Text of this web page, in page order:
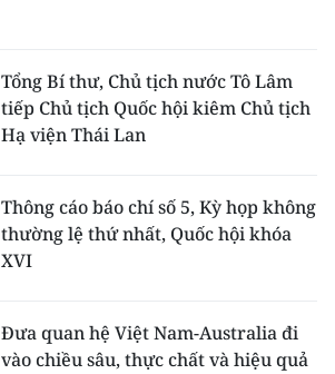
Tổng Bí thư, Chủ tịch nước Tô Lâm
tiếp Chủ tịch Quốc hội kiêm Chủ tịch
Hạ viện Thái Lan
Thông cáo báo chí số 5, Kỳ họp không
thường lệ thứ nhất, Quốc hội khóa
XVI
Đưa quan hệ Việt Nam-Australia đi
vào chiều sâu, thực chất và hiệu quả